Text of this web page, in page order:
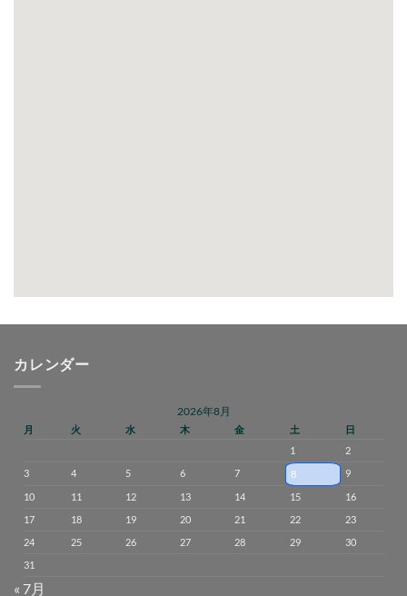
カレンダー
2026年8月
月 火 水 木 金 土
日
1
2
3
4 5 6 7 8
9
10
11 12 13 14 15
16
17
18 19 20 21 22
23
24
25 26 27 28 29
30
31
« 7月